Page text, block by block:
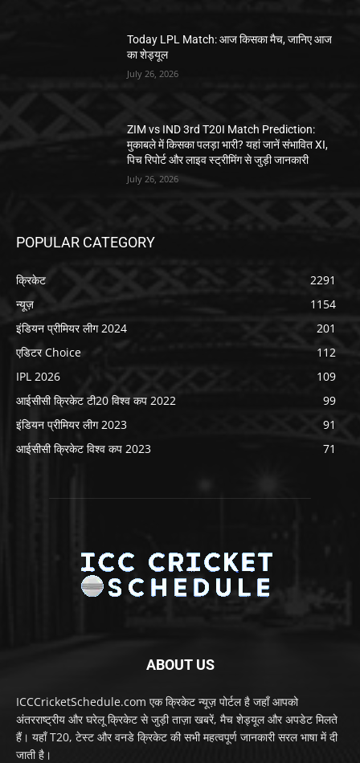
Today LPL Match: आज किसका मैच, जानिए आज
का शेड्यूल
July 26, 2026
ZIM vs IND 3rd T20I Match Prediction:
मुकाबले में किसका पलड़ा भारी? यहां जानें संभावित XI,
पिच रिपोर्ट और लाइव स्ट्रीमिंग से जुड़ी जानकारी
July 26, 2026
POPULAR CATEGORY
क्रिकेट
2291
न्यूज़
1154
इंडियन प्रीमियर लीग 2024
201
एडिटर Choice
112
IPL 2026
109
आईसीसी क्रिकेट टी20 विश्व कप 2022
99
इंडियन प्रीमियर लीग 2023
91
आईसीसी क्रिकेट विश्व कप 2023
71
ABOUT US
ICCCricketSchedule.com एक क्रिकेट न्यूज़ पोर्टल है जहाँ आपको
अंतरराष्ट्रीय और घरेलू क्रिकेट से जुड़ी ताज़ा खबरें, मैच शेड्यूल और अपडेट मिलते
हैं। यहाँ T20, टेस्ट और वनडे क्रिकेट की सभी महत्वपूर्ण जानकारी सरल भाषा में दी
जाती है।